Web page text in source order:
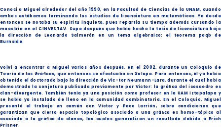
Conocí a Miguel alrededor del año 1990, en la Facultad de Ciencias de la UNAM, cuando
ambos estábamos terminando los estudios de licenciatura en matemáticas. Ya desde
entonces se notaba su espíritu inquieto, pues repartía su tiempo además cursando la
maestría en el CINVESTAV. Supe después que había hecho la tesis de licenciatura bajo
la dirección de Leonardo Salmerón en un tema algebraico: el teorema paqb de
Burnside.
Volví a encontrar a Miguel varios años después, en el 2002, durante un Coloquio de
Teoría de las Gráﬁcas, que entonces se efectuaba en Xalapa. Para entonces, él ya había
obtenido el doctorado bajo la dirección de Víc-tor Neumann-Lara, durante el cual había
demostrado la conjetura publicada previamente por Víctor: la gráﬁca del icosaedro es
clan-divergente. También tenía ya una posición como profesor en la UAM Iztapalapa y
se había ya instalado de lleno en la comunidad combinatoria. En el Coloquio, Miguel
presentó el trabajo en común con Víctor y Paco Larrión, sobre condiciones que
garantizan que cierto espacio topológico asociado a una gráﬁca es homo-tópico al
asociado a la gráﬁca de clanes, las cuales generalizan un resultado debido a Erich
Prisner.